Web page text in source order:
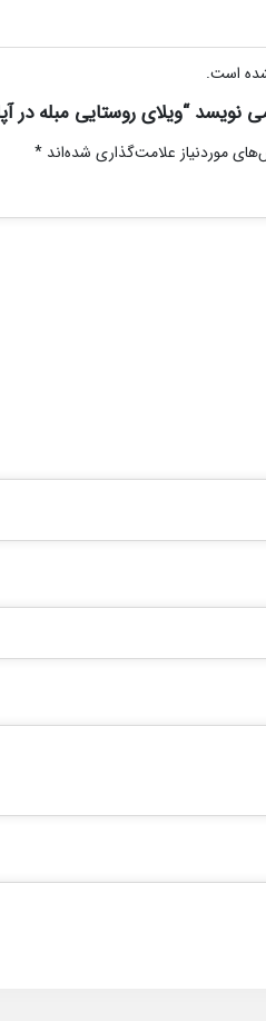
است.
“ویلای روستایی مبله در
موردنیاز علامت‌گذاری شده‌اند *